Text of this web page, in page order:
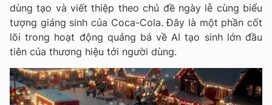
dùng tạo và viết thiệp theo chủ đề ngày lễ cùng biểu
tượng giáng sinh của Coca-Cola. Đây là một phần cốt
lõi trong hoạt động quảng bá về AI tạo sinh lớn đầu
tiên của thương hiệu tới người dùng.